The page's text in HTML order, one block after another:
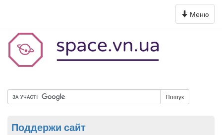
Toggle
navigation
Меню
Пошук
Поддержи сайт